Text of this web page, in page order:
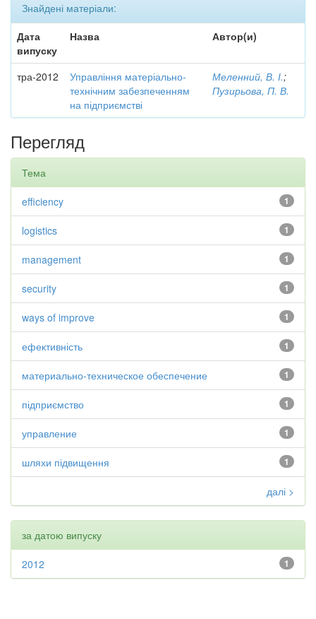
Знайдені матеріали:
Дата
випуску
Назва Автор(и)
тра-2012
Управління матеріально-
технічним забезпеченням
на підприємстві
Меленний, В. І.;
Пузирьова, П. В.
Перегляд
Тема
1
efficiency
1
logistics
1
management
1
security
1
ways of improve
1
ефективність
1
материально-техническое обеспечение
1
підприємство
1
управление
1
шляхи підвищення
далі >
за датою випуску
1
2012